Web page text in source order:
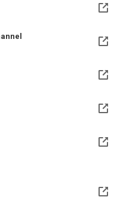
2027 (Quedan 8 meses)
2029 (Quedan 2 años)
2029 (Quedan 2 años)